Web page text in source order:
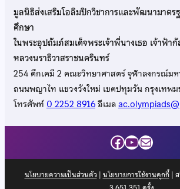
มูลนิธิส่งเสริมโอลิมปิกวิชาการและพัฒนามาตร
ศึกษา
ในพระอุปถัมภ์สมเด็จพระเจ้าพี่นางเธอ เจ้าฟ้
หลวงนราธิวาสราชนครินทร์
254 ตึกเคมี 2 คณะวิทยาศาสตร์ จุฬาลงกรณ์ม
ถนนพญาไท แขวงวังใหม่ เขตปทุมวัน กรุงเทพ
โทรศัพท์0 2252 8916อีเมล
Facebook
YouTube
Mail
นโยบายความเป็นส่วนตัว| นโยบายการใช้งานคุกกี้| ส